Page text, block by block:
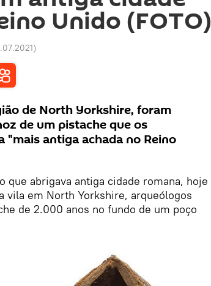
Unido (FOTO)
)
de North Yorkshire, foram
de um pistache que os
"mais antiga achada no Reino
que abrigava antiga cidade romana, hoje
vila em North Yorkshire, arqueólogos
de 2.000 anos no fundo de um poço